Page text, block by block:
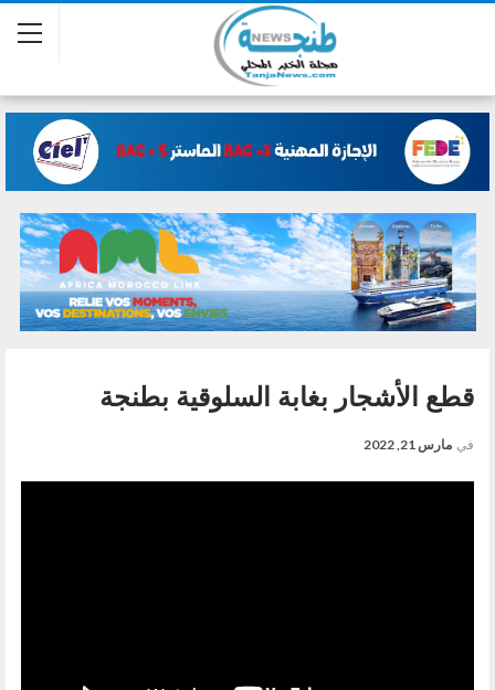
قطع الأشجار بغابة السلوقية بطنجة
في مارس 21, 2022